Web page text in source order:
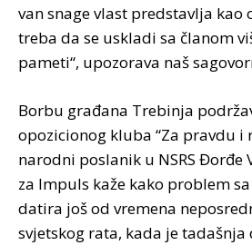
van snage vlast predstavlja
treba da se uskladi sa članom
pameti“, upozorava naš
Borbu građana Trebinja
opozicionog kluba “Za pravdu i
narodni poslanik u NSRS Đorđe
za Impuls kaže kako problem
datira još od vremena
svjetskog rata, kada je tadašnja